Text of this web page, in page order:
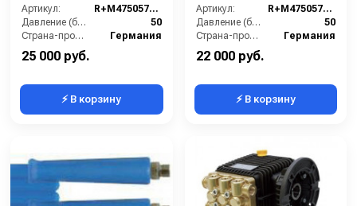
1/2внут-1/2внут,
арматура нерж.сталь
Артикул:
R+M4750576259
Давление (бар):
50
Страна-производитель:
Германия
25 000 руб.
⚡ В корзину
1/2внут-1/2внут,
арматура нерж.сталь
Артикул:
R+M4750576209
Давление (бар):
50
Страна-производитель:
Германия
22 000 руб.
⚡ В корзину